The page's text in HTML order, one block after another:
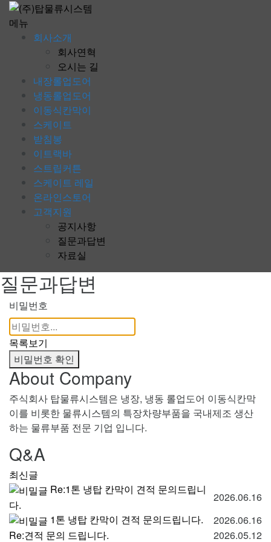
메뉴
회사소개
회사연혁
오시는 길
내장롤업도어
냉동롤업도어
이동식칸막이
스케이트
받침봉
이트랙바
스트립커튼
스케이트 레일
온라인스토어
고객지원
공지사항
질문과답변
자료실
질문과답변
비밀번호
목록보기
비밀번호 확인
About Company
주식회사 탑물류시스템은 냉장, 냉동 롤업도어 이동식칸막
이를 비롯한 물류시스템의 특장차량부품을 국내제조 생산
하는 물류부품 전문 기업 입니다.
Q&A
최신글
Re:1톤 냉탑 칸막이 견적 문의드립니
다.
2026.06.16
1톤 냉탑 칸막이 견적 문의드립니다.
2026.06.16
Re:견적 문의 드립니다.
2026.05.12